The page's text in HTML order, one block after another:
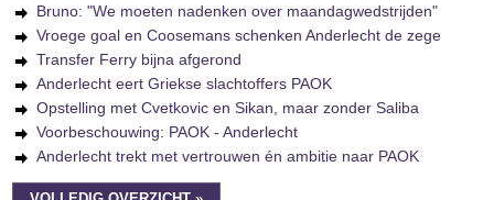
Bruno: "We moeten nadenken over maandagwedstrijden"
Vroege goal en Coosemans schenken Anderlecht de zege
Transfer Ferry bijna afgerond
Anderlecht eert Griekse slachtoffers PAOK
Opstelling met Cvetkovic en Sikan, maar zonder Saliba
Voorbeschouwing: PAOK - Anderlecht
Anderlecht trekt met vertrouwen én ambitie naar PAOK